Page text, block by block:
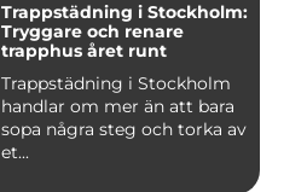
Trappstädning i Stockholm:
Tryggare och renare
trapphus året runt
Trappstädning i Stockholm
handlar om mer än att bara
sopa några steg och torka av
et...